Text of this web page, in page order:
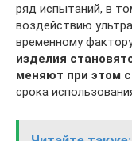
ряд испытаний, в
воздействию
временному
изделия
меняют при этом
срока